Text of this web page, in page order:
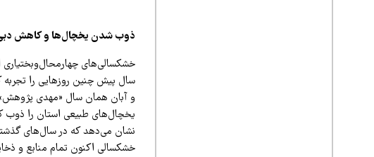
ذوب شدن یخچال‌ها و کاهش
و آبان همان سال «مهدی
یخچال‌های طبیعی استان را ذوب
نشان می‌دهد که در سال‌های
خشکسالی اکنون تمام منابع و